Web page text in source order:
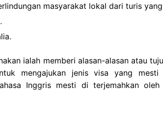
masyarakat lokal dari turis
ialah memberi alasan-alasan atau
mengajukan jenis visa yang
Inggris mesti di terjemahkan oleh